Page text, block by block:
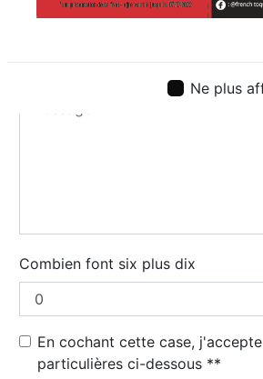
Ne plus
Combien font six plus dix
En cochant cette case,
particulières ci-dessous **